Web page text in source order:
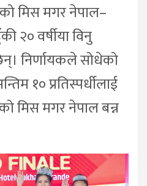
मिस मगर नेपाल–
२० वर्षीया विनु
निर्णायकले सोधेको
१० प्रतिस्पर्धीलाई
मिस मगर नेपाल बन्न